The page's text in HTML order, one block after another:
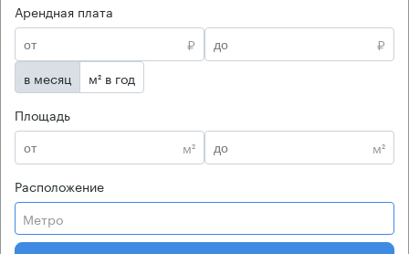
Арендная плата
₽
₽
в месяц
м² в год
Площадь
м²
м²
Расположение
Метро